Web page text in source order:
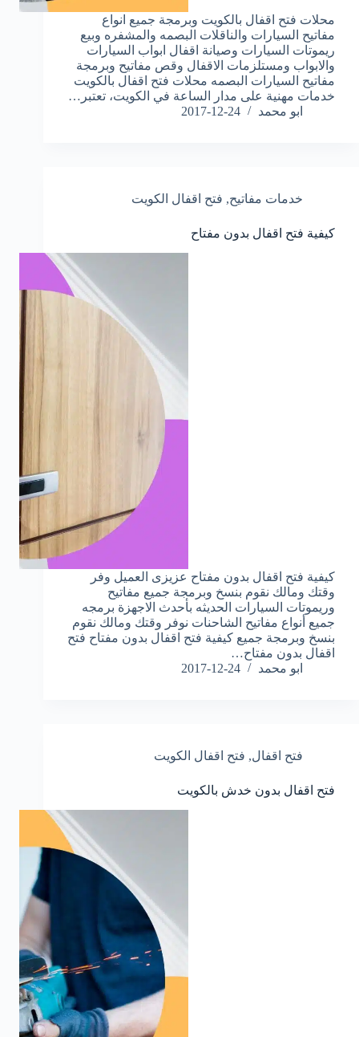
محلات فتح اقفال بالكويت وبرمجة جميع انواع
مفاتيح السيارات والناقلات البصمه والمشفره وبيع
ريموتات السيارات وصيانة اقفال ابواب السيارات
والابواب ومستلزمات الاقفال وقص مفاتيح وبرمجة
مفاتيح السيارات البصمه محلات فتح اقفال بالكويت
خدمات مهنية على مدار الساعة في الكويت، تعتبر…
ابو محمد
2017-12-24
خدمات مفاتيح, فتح اقفال الكويت
كيفية فتح اقفال بدون مفتاح
كيفية فتح اقفال بدون مفتاح عزيزى العميل وفر
وقتك ومالك نقوم بنسخ وبرمجة جميع مفاتيح
وريموتات السيارات الحديثه بأحدث الاجهزة برمجه
جميع أنواع مفاتيح الشاحنات نوفر وقتك ومالك نقوم
بنسخ وبرمجة جميع كيفية فتح اقفال بدون مفتاح فتح
اقفال بدون مفتاح…
ابو محمد
2017-12-24
فتح اقفال, فتح اقفال الكويت
فتح اقفال بدون خدش بالكويت